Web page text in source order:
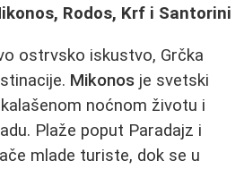
Rodos, Krf i Santorini
ostrvsko iskustvo, Grčka
Mikonos je svetski
noćnom životu i
Plaže poput Paradajz i
mlade turiste, dok se u